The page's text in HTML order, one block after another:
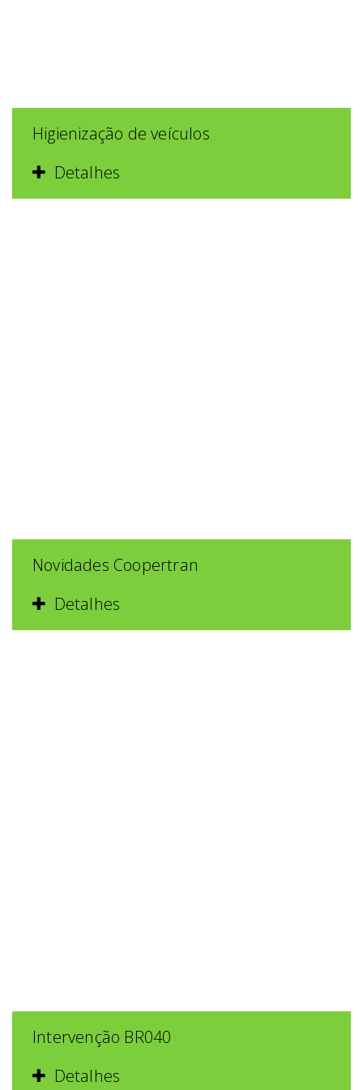
Higienização de veículos
Detalhes
Novidades Coopertran
Detalhes
Intervenção BR040
Detalhes